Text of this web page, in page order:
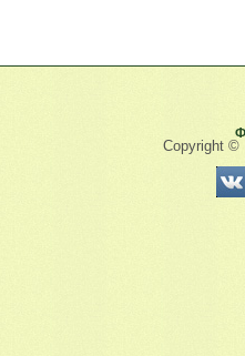
Copyright ©